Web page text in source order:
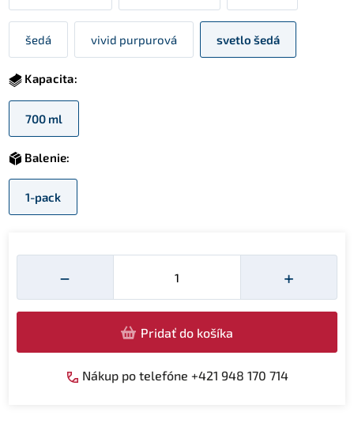
šedá vivid purpurová svetlo šedá
Kapacita:
700 ml
Balenie:
1-pack
−
Množství
+
Pridať do košíka
Nákup po telefóne +421 948 170 714